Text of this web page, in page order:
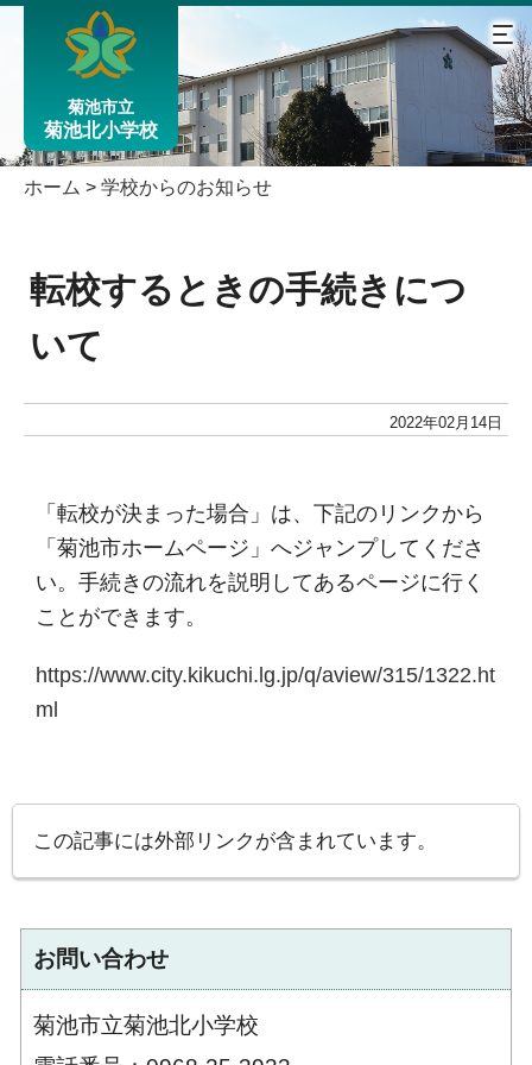
菊池市立
菊池北小学校
ホーム > 学校からのお知らせ
転校するときの手続きにつ
いて
2022年02月14日
「転校が決まった場合」は、下記のリンクから
「菊池市ホームページ」へジャンプしてくださ
い。手続きの流れを説明してあるページに行く
ことができます。
https://www.city.kikuchi.lg.jp/q/aview/315/1322.ht
ml
この記事には外部リンクが含まれています。
お問い合わせ
菊池市立菊池北小学校